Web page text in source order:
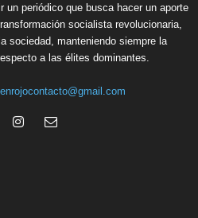
un periódico que busca hacer un aporte
socialista revolucionaria,
sociedad, manteniendo siempre la
a las élites dominantes.